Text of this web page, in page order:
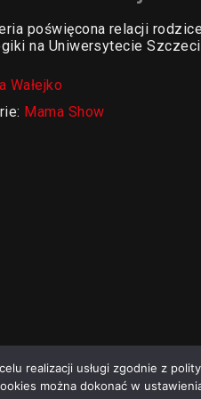
poświęcona relacji
na Uniwersytecie
Wałejko
Mama Show
realizacji usługi zgodnie z
można dokonać w